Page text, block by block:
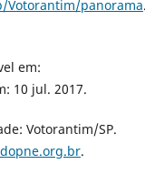
panorama
em:
10 jul. 2017.
Votorantim/SP.
.